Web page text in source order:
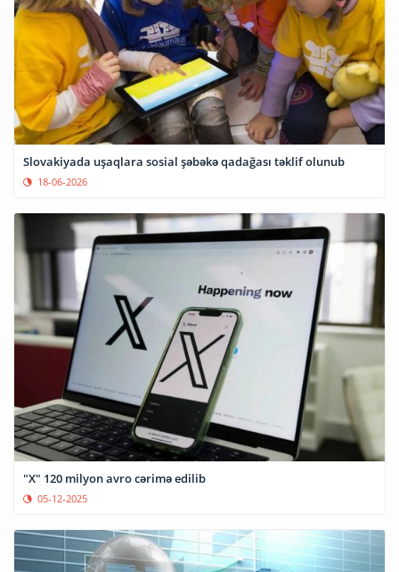
Slovakiyada uşaqlara sosial şəbəkə qadağası təklif olunub
18-06-2026
"X" 120 milyon avro cərimə edilib
05-12-2025